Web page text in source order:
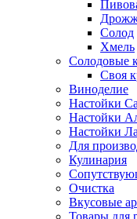
Солод
Хмель
Солодовые
Своя
Виноделие
Настойки
Настойки
Настойки
Для
Кулинария
Очистка
Вкусовые
Товары для